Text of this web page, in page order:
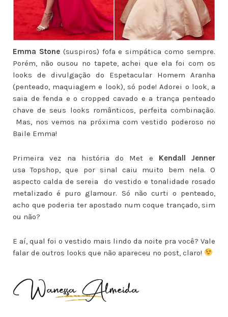
Emma Stone(suspiros) fofa e simpática como sempre.
Porém, não ousou no tapete, achei que ela foi com os
looks de divulgação do Espetacular Homem Aranha
(penteado, maquiagem e look), só pode! Adorei o look, a
saia de fenda e o cropped cavado e a trança penteado
chave de seus looks românticos, perfeita combinação.
Mas, nos vemos na próxima com vestido poderoso no
Baile Emma!
Primeira vez na história do Met e Kendall Jenner
usa Topshop, que por sinal caiu muito bem nela. O
aspecto calda de sereia do vestido e tonalidade rosado
metalizado é puro glamour. Só não curti o penteado,
acho que poderia ter apostado num coque trançado, sim
ou não?
E aí, qual foi o vestido mais lindo da noite pra você? Vale
falar de outros looks que não apareceu no post, claro!